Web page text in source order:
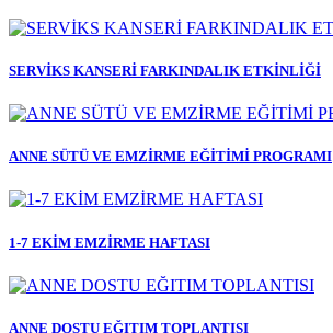
SERVİKS KANSERİ FARKINDALIK ETKİNLİĞİ
ANNE SÜTÜ VE EMZİRME EĞİTİMİ PROGRAMI
1-7 EKİM EMZİRME HAFTASI
ANNE DOSTU EĞITIM TOPLANTISI